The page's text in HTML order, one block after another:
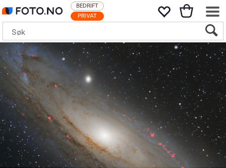
PRIVAT
BEDRIFT